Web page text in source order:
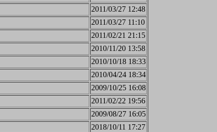
2011/03/27 12:48
2011/03/27 11:10
2011/02/21 21:15
2010/11/20 13:58
2010/10/18 18:33
2010/04/24 18:34
2009/10/25 16:08
2011/02/22 19:56
2009/08/27 16:05
2018/10/11 17:27